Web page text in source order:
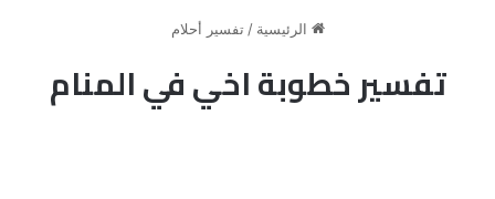
الرئيسية / تفسير أحلام
تفسير خطوبة اخي في المنام